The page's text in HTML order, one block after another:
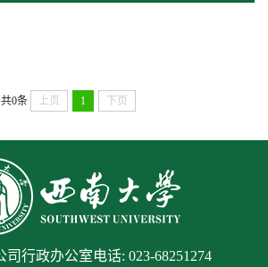
共0条 上页 1 下页
司行政办公室电话: 023-68251274